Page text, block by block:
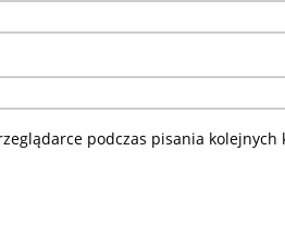
podczas pisania kolejnych